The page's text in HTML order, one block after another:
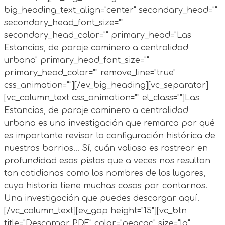
big_heading_text_align="center" secondary_head=""
secondary_head_font_size=""
secondary_head_color="" primary_head="Las
Estancias, de paraje caminero a centralidad
urbana" primary_head_font_size=""
primary_head_color="" remove_line="true"
css_animation=""][/ev_big_heading][vc_separator]
[vc_column_text css_animation="" el_class=""]Las
Estancias, de paraje caminero a centralidad
urbana es una investigación que remarca por qué
es importante revisar la configuración histórica de
nuestros barrios… Sí, cuán valioso es rastrear en
profundidad esas pistas que a veces nos resultan
tan cotidianas como los nombres de los lugares,
cuya historia tiene muchas cosas por contarnos.
Una investigación que puedes descargar aquí.
[/vc_column_text][ev_gap height="15"][vc_btn